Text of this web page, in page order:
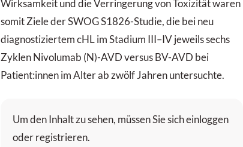
Wirksamkeit und die Verringerung von Toxizität waren
somit Ziele der SWOG S1826-Studie, die bei neu
diagnostiziertem cHL im Stadium III–IV jeweils sechs
Zyklen Nivolumab (N)-AVD versus BV-AVD bei
Patient:innen im Alter ab zwölf Jahren untersuchte.
Um den Inhalt zu sehen, müssen Sie sich einloggen
oder registrieren.